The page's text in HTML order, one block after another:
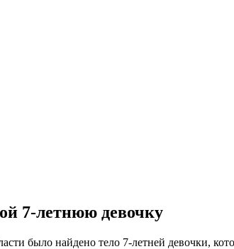
7-летнюю девочку
было найдено тело 7-летней девочки,